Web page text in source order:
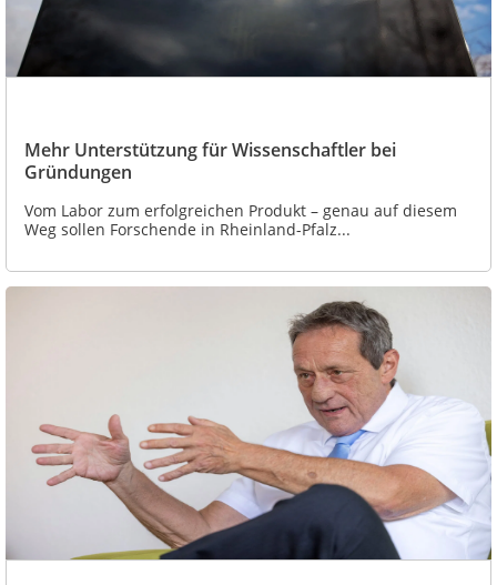
Mehr Unterstützung für Wissenschaftler bei
Gründungen
Vom Labor zum erfolgreichen Produkt – genau auf diesem
Weg sollen Forschende in Rheinland-Pfalz...